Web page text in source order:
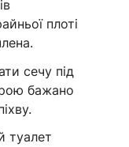
плоті
сечу під
бажано
туалет